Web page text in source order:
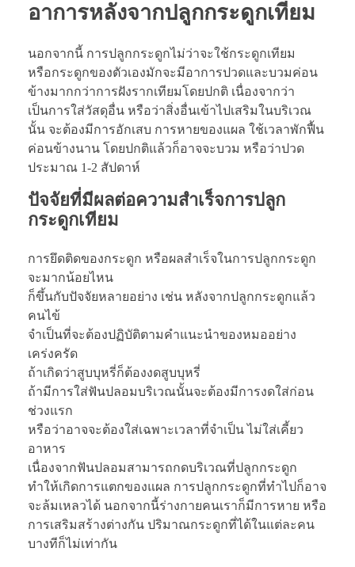
อาการหลังจากปลูกกระดูกเทียม
นอกจากนี้ การปลูกกระดูกไม่ว่าจะใช้กระดูกเทียม
หรือกระดูกของตัวเองมักจะมีอาการปวดและบวมค่อน
ข้างมากกว่าการฝังรากเทียมโดยปกติ เนื่องจากว่า
เป็นการใส่วัสดุอื่น หรือว่าสิ่งอื่นเข้าไปเสริมในบริเวณ
นั้น จะต้องมีการอักเสบ การหายของแผล ใช้เวลาพักฟื้น
ค่อนข้างนาน โดยปกติแล้วก็อาจจะบวม หรือว่าปวด
ประมาณ 1-2 สัปดาห์
ปัจจัยที่มีผลต่อความสำเร็จการปลูก
กระดูกเทียม
การยึดติดของกระดูก หรือผลสำเร็จในการปลูกกระดูก
จะมากน้อยไหน
ก็ขึ้นกับปัจจัยหลายอย่าง เช่น หลังจากปลูกกระดูกแล้ว
คนไข้
จำเป็นที่จะต้องปฏิบัติตามคำแนะนำของหมออย่าง
เคร่งครัด
ถ้าเกิดว่าสูบบุหรี่ก็ต้องงดสูบบุหรี่
ถ้ามีการใส่ฟันปลอมบริเวณนั้นจะต้องมีการงดใส่ก่อน
ช่วงแรก
หรือว่าอาจจะต้องใส่เฉพาะเวลาที่จำเป็น ไม่ใส่เคี้ยว
อาหาร
เนื่องจากฟันปลอมสามารถกดบริเวณที่ปลูกกระดูก
ทำให้เกิดการแตกของแผล การปลูกกระดูกที่ทำไปก็อาจ
จะล้มเหลวได้ นอกจากนี้ร่างกายคนเราก็มีการหาย หรือ
การเสริมสร้างต่างกัน ปริมาณกระดูกที่ได้ในแต่ละคน
บางทีก็ไม่เท่ากัน